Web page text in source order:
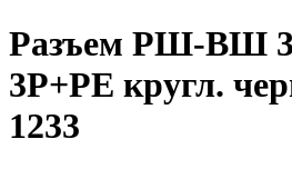
Разъем РШ-ВШ
3Р+РЕ кругл.
1233